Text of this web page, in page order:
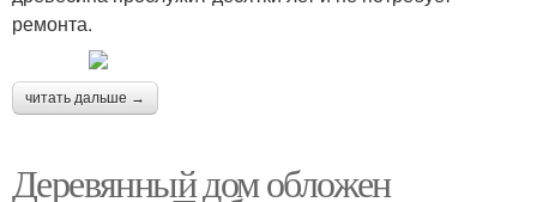
ремонта.
читать дальше →
Деревянный дом обложен